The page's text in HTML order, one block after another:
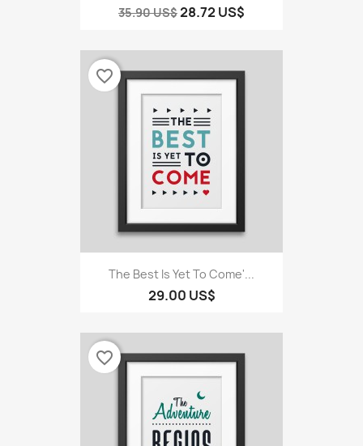
35.90 US$28.72 US$
The Best Is Yet To Come'...
29.00 US$
favorite_border
favorite_border